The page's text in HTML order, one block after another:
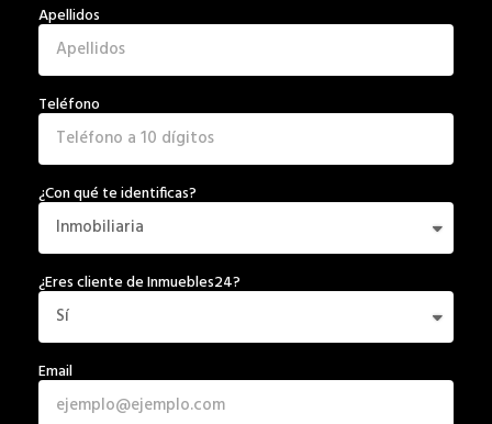
Apellidos
Teléfono
¿Con qué te identificas?
¿Eres cliente de Inmuebles24?
Email